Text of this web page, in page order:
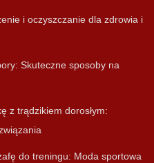
i oczyszczanie dla zdrowia i
Skuteczne sposoby na
z trądzikiem dorosłym:
do treningu: Moda sportowa